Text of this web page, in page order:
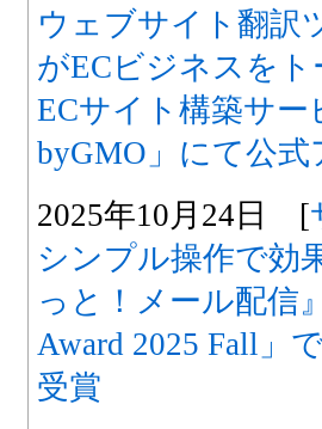
ウェブサイト翻訳
がECビジネスを
ECサイト構築サー
byGMO」にて公
2025年10月24日 [
シンプル操作で効
っと！メール配信
Award 2025 Fall」
受賞